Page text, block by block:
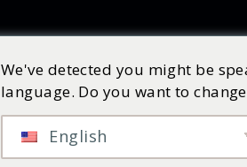
Produkte
€
We've detected you might be
language. Do you want to
English